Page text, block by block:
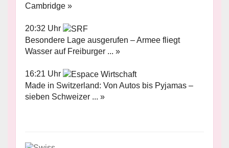
Cambridge »
20:32 Uhr
Besondere Lage ausgerufen – Armee fliegt
Wasser auf Freiburger ... »
16:21 Uhr
Made in Switzerland: Von Autos bis Pyjamas –
sieben Schweizer ... »